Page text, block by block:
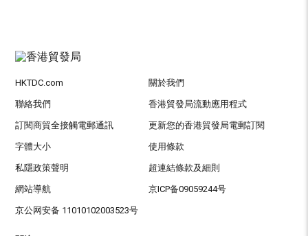
HKTDC.com 關於我們
聯絡我們 香港貿發局流動應用程式
訂閱商貿全接觸電郵通訊 更新您的香港貿發局電郵訂閱
字體大小 使用條款
私隱政策聲明 超連結條款及細則
網站導航 京ICP备09059244号
京公网安备 11010102003523号